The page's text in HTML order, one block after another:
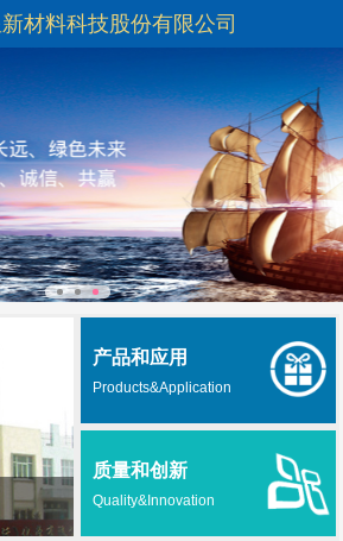
材料科技股份有限公司
产品和应用
Products&Application
质量和创新
Quality&Innovation